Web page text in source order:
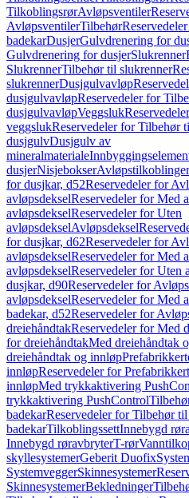
TilkoblingsrørAvløpsventiler
AvløpsventilerTilbehør
badekarDusjerGulvdrenering for
Gulvdrenering for dusjerSlukrenner
SlukrennerTilbehør til slukrenner
slukrennerDusjgulvavløp
dusjgulvavløpReservedeler for
dusjgulvavløpVeggsluk
veggslukReservedeler for Tilbehør
dusjgulvDusjgulv av
mineralmateriale
dusjerNisjebokser
for dusjkar, d52Reservedeler for
avløpsdekselReservedeler for Med
avløpsdekselReservedeler for Uten
avløpsdekselAvløpsdeksel
for dusjkar, d62Reservedeler for
avløpsdekselReservedeler for Med
avløpsdekselReservedeler for Uten
dusjkar, d90Reservedeler for
avløpsdekselReservedeler for Med
badekar, d52Reservedeler for
dreiehåndtakReservedeler for Med
for dreiehåndtakMed dreiehåndtak
dreiehåndtak og innløp
innløpReservedeler for
innløpMed trykkaktivering
trykkaktivering PushControl
badekarReservedeler for Tilbehør
badekarTilkoblingssettInnebygd
Innebygd røravbryterT-rør
skyllesystemerGeberit Duofix
SystemveggerSkinnesystemer
SkinnesystemerBekledninger